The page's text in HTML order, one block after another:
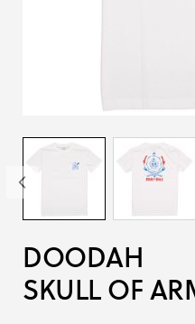
DOODAH
SKULL OF